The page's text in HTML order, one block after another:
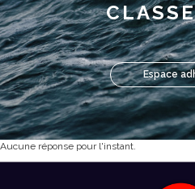
Espace
Aucune réponse pour l'instant.